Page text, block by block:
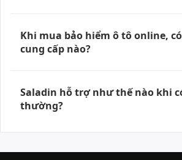
Khi mua bảo hiểm ô tô online,
cung cấp nào?
Saladin hỗ trợ như thế nào khi
thường?